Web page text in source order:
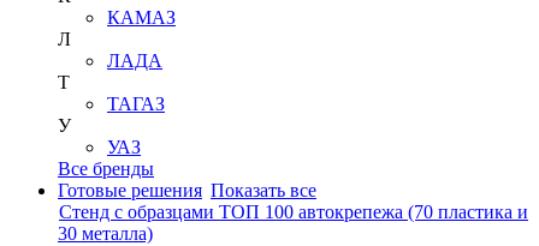
КАМАЗ
Л
ЛАДА
Т
ТАГАЗ
У
УАЗ
Все бренды
Готовые решения Показать все
Стенд с образцами ТОП 100 автокрепежа (70 пластика и
30 металла)